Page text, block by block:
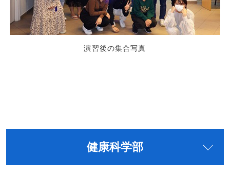
演習後の集合写真
健康科学部